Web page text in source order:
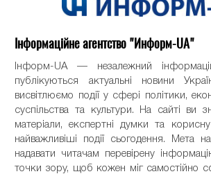
Інформаційне агентство "Информ-UA"
Інформ-UA — незалежний
публікуються актуальні новини
висвітлюємо події у сфері політики,
суспільства та культури. На сайті ви
матеріали, експертні думки та
найважливіші події сьогодення. Мета
надавати читачам перевірену
точки зору, щоб кожен міг самостійно